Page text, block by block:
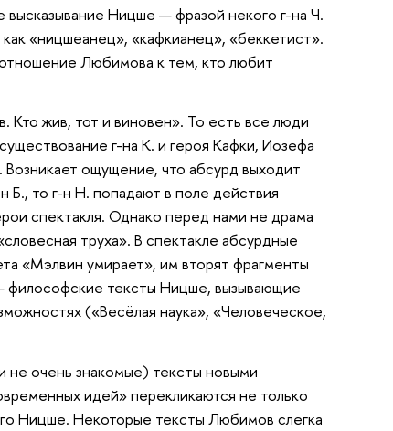
высказывание Ницше — фразой некого г-на Ч.
«ницшеанец», «кафкианец», «беккетист».
Любимова к тем, кто любит
Кто жив, тот и виновен». То есть все люди
г-на К. и героя Кафки, Иозефа
ощущение, что абсурд выходит
Б., то г-н Н. попадают в поле действия
спектакля. Однако перед нами не драма
труха». В спектакле абсурдные
«Мэлвин умирает», им вторят фрагменты
философские тексты Ницше, вызывающие
(«Весёлая наука», «Человеческое,
не очень знакомые) тексты новыми
идей» перекликаются не только
Ницше. Некоторые тексты Любимов слегка